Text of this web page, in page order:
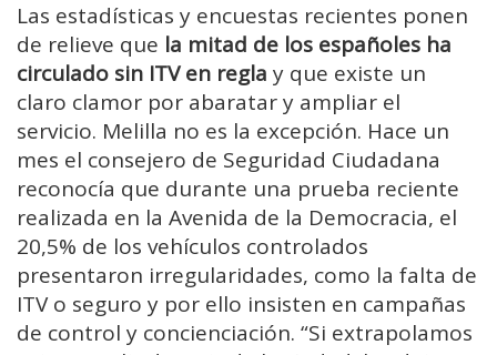
Las estadísticas y encuestas recientes ponen
de relieve que la mitad de los españoles ha
circulado sin ITV en regla y que existe un
claro clamor por abaratar y ampliar el
servicio. Melilla no es la excepción. Hace un
mes el consejero de Seguridad Ciudadana
reconocía que durante una prueba reciente
realizada en la Avenida de la Democracia, el
20,5% de los vehículos controlados
presentaron irregularidades, como la falta de
ITV o seguro y por ello insisten en campañas
de control y concienciación. “Si extrapolamos